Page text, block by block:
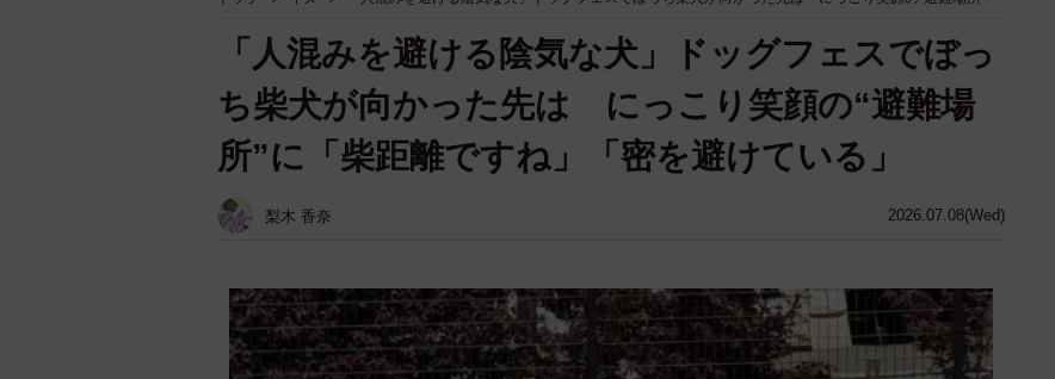
2026.07.08(Wed)
「人混みを避ける陰気な犬」ドッグフェスでぼっ
ち柴犬が向かった先は にっこり笑顔の“避難場
所”に「柴距離ですね」「密を避けている」
梨木 香奈